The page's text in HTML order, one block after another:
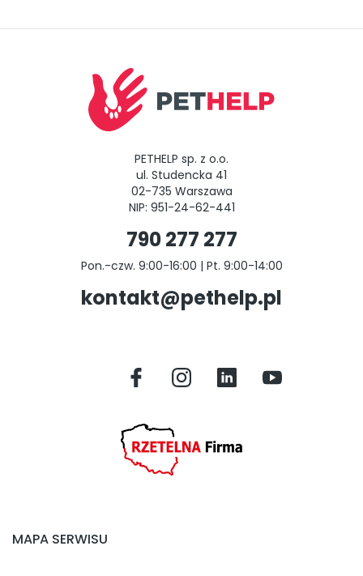
PETHELP sp. z o.o.
ul. Studencka 41
02-735 Warszawa
NIP: 951-24-62-441
790 277 277
Pon.-czw. 9:00-16:00 | Pt. 9:00-14:00
kontakt@pethelp.pl
MAPA SERWISU